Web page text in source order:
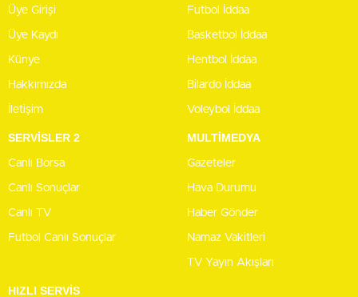
Üye Girişi
Üye Kaydı
Künye
Hakkımızda
İletişim
Futbol İddaa
Basketbol İddaa
Hentbol İddaa
Bilardo İddaa
Voleybol İddaa
SERVİSLER 2
Canlı Borsa
Canlı Sonuçlar
Canlı TV
Futbol Canlı Sonuçlar
MULTİMEDYA
Gazeteler
Hava Durumu
Haber Gönder
Namaz Vakitleri
TV Yayın Akışları
HIZLI SERVİS